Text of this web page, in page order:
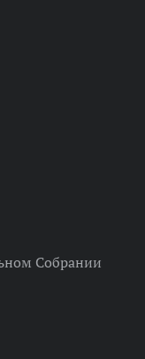
Собрании